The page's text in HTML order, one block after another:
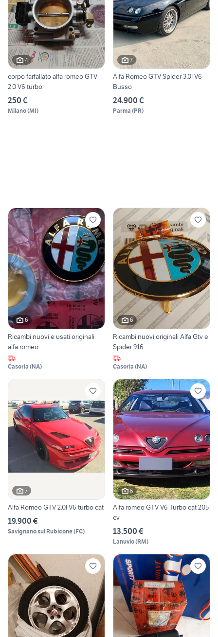
4
corpo farfallato alfa romeo GTV
2.0 V6 turbo
250 €
Milano(MI)
7
Alfa Romeo GTV Spider 3.0i V6
Busso
24.900 €
Parma (PR)
6
Ricambi nuovi e usati originali
alfa romeo
Casoria (NA)
6
Ricambi nuovi originali Alfa Gtv e
Spider 916
Casoria (NA)
7
Alfa Romeo GTV 2.0i V6 turbo cat
19.900 €
Savignano sul Rubicone(FC)
6
Alfa romeo GTV V6 Turbo cat 205
cv
13.500 €
Lanuvio(RM)